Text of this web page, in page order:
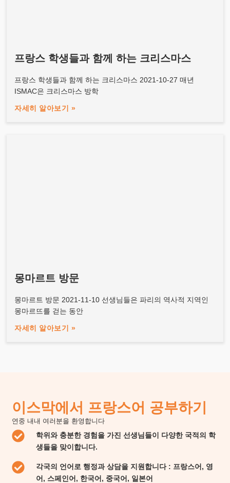
프랑스 학생들과 함께 하는 크리스마스
프랑스 학생들과 함께 하는 크리스마스 2021-10-27 매년
ISMAC은 크리스마스 방학
자세히 알아보기 »
몽마르트 방문
몽마르트 방문 2021-11-10 선생님들은 파리의 역사적 지역인
몽마르뜨를 걷는 동안
자세히 알아보기 »
이스막에서 프랑스어 공부하기
연중 내내 여러분을 환영합니다
학위와 충분한 경험을 가진 선생님들이 다양한 국적의 학
생들을 맞이합니다.
각국의 언어로 행정과 상담을 지원합니다 : 프랑스어, 영
어, 스페인어, 한국어, 중국어, 일본어